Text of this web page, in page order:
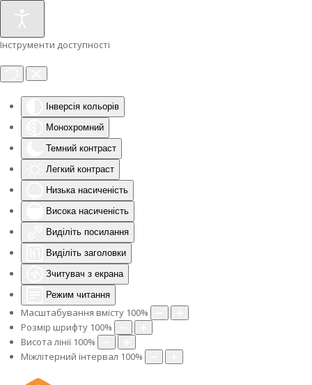
Інструменти доступності
Інверсія кольорів
Монохромний
Темний контраст
Легкий контраст
Низька насиченість
Висока насиченість
Виділіть посилання
Виділіть заголовки
Зчитувач з екрана
Режим читання
Масштабування вмісту 100%
Розмір шрифту 100%
Висота лінії 100%
Міжлітерний інтервал 100%